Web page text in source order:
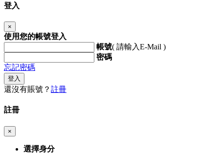
登入
×
使用您的帳號登入
帳號( 請輸入E-Mail )
密碼
忘記密碼
登入
還沒有賬號？ 註冊
註冊
×
選擇身分